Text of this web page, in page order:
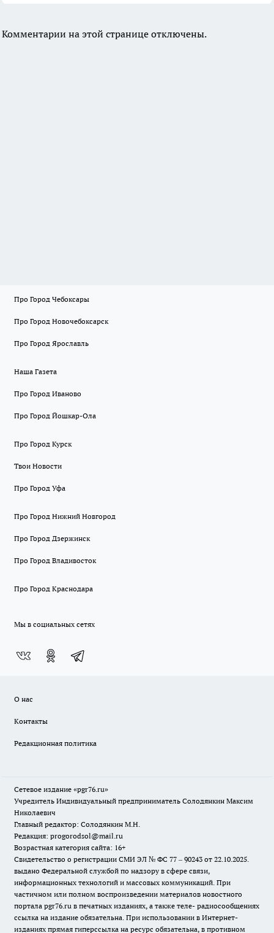
Комментарии на этой странице отключены.
Про Город Чебоксары
Про Город Новочебоксарск
Про Город Ярославль
Наша Газета
Про Город Иваново
Про Город Йошкар-Ола
Про Город Курск
Твои Новости
Про Город Уфа
Про Город Нижний Новгород
Про Город Дзержинск
Про Город Владивосток
Про Город Краснодара
Мы в социальных сетях
О нас
Контакты
Редакционная политика
Сетевое издание «pgr76.ru»
Учредитель Индивидуальный предприниматель Солодянкин Максим
Николаевич
Главный редактор: Солодянкин М.Н.
Редакция: progorodsol@mail.ru
Возрастная категория сайта: 16+
Свидетельство о регистрации СМИ ЭЛ № ФС 77 – 90243 от 22.10.2025.
выдано Федеральной службой по надзору в сфере связи,
информационных технологий и массовых коммуникаций. При
частичном или полном воспроизведении материалов новостного
портала pgr76.ru в печатных изданиях, а также теле- радиосообщениях
ссылка на издание обязательна. При использовании в Интернет-
изданиях прямая гиперссылка на ресурс обязательна, в противном